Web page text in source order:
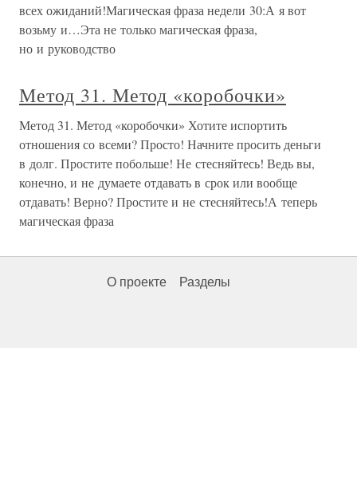
всех ожиданий!Магическая фраза недели 30:А я вот
возьму и…Эта не только магическая фраза,
но и руководство
Метод 31. Метод «коробочки»
Метод 31. Метод «коробочки» Хотите испортить
отношения со всеми? Просто! Начните просить деньги
в долг. Простите побольше! Не стесняйтесь! Ведь вы,
конечно, и не думаете отдавать в срок или вообще
отдавать! Верно? Простите и не стесняйтесь!А теперь
магическая фраза
О проекте Разделы